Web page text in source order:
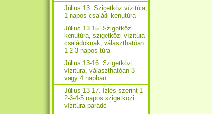
Július 13. Szigetköz vízitúra,
1-napos családi kenutúra
Július 13-15. Szigetközi
kenutúra, szigetközi vízitúra
családoknak, választhatóan
1-2-3-napos túra
Július 13-16. Szigetközi
vízitúra, választhatóan 3
vagy 4 napban
Július 13-17. Ízlés szerint 1-
2-3-4-5 napos szigetközi
vízitúra parádé